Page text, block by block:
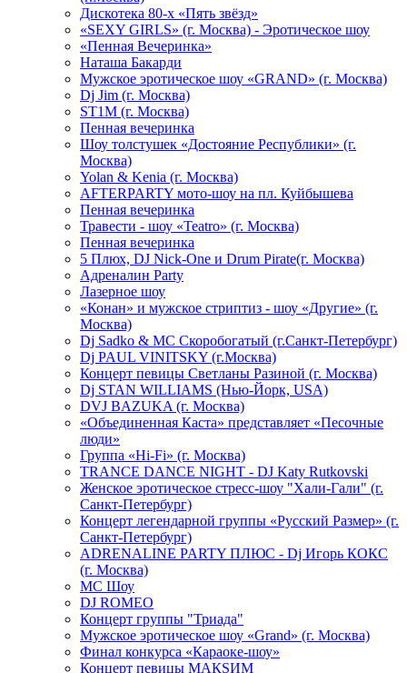
Дискотека 80-х «Пять звёзд»
«SEXY GIRLS» (г. Москва) - Эротическое шоу
«Пенная Вечеринка»
Hаташа Бакарди
Мужское эротическое шоу «GRAND» (г. Москва)
Dj Jim (г. Москва)
ST1M (г. Москва)
Пенная вечеринка
Шоу толстушек «Достояние Республики» (г.
Москва)
Yolan & Kenia (г. Москва)
AFTERPARTY мото-шоу на пл. Куйбышева
Пенная вечеринка
Травести - шоу «Teatro» (г. Москва)
Пенная вечеринка
5 Плюх, DJ Nick-One и Drum Pirate(г. Москва)
Адреналин Party
Лазерное шоу
«Конан» и мужское стриптиз - шоу «Другие» (г.
Москва)
Dj Sadko & МС Скоробогатый (г.Санкт-Петербург)
Dj PAUL VINITSKY (г.Москва)
Концерт певицы Светланы Разиной (г. Москва)
Dj STAN WILLIAMS (Нью-Йорк, USA)
DVJ BAZUKA (г. Москва)
«Объединенная Каста» представляет «Песочные
люди»
Группа «Hi-Fi» (г. Москва)
TRANCE DANCE NIGHT - DJ Katy Rutkovski
Женское эротическое стресс-шоу "Хали-Гали" (г.
Санкт-Петербург)
Концерт легендарной группы «Русский Размер» (г.
Санкт-Петербург)
ADRENALINE PARTY ПЛЮС - Dj Игорь КОКС
(г. Москва)
MC Шоу
DJ ROMEO
Концерт группы "Триада"
Мужское эротическое шоу «Grand» (г. Москва)
Финал конкурса «Караоке-шоу»
Концерт певицы МАКSИМ